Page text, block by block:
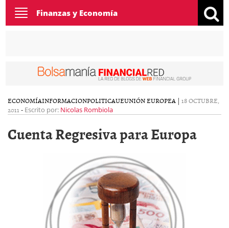
Toggle
navigation
Finanzas y Economía
ECONOMÍAINFORMACIONPOLITICAUEUNIÓN EUROPEA | 18 OCTUBRE,
2011 - Escrito por: Nicolas Rombiola
Cuenta Regresiva para Europa